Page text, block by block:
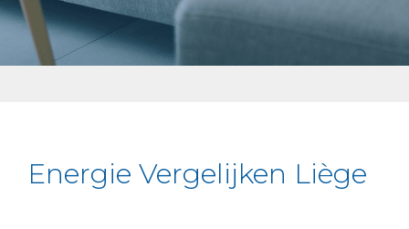
Energie Vergelijken Liège